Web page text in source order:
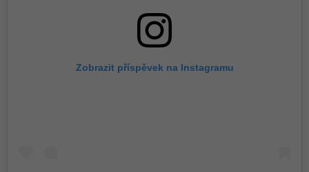
Zobrazit příspěvek na Instagramu